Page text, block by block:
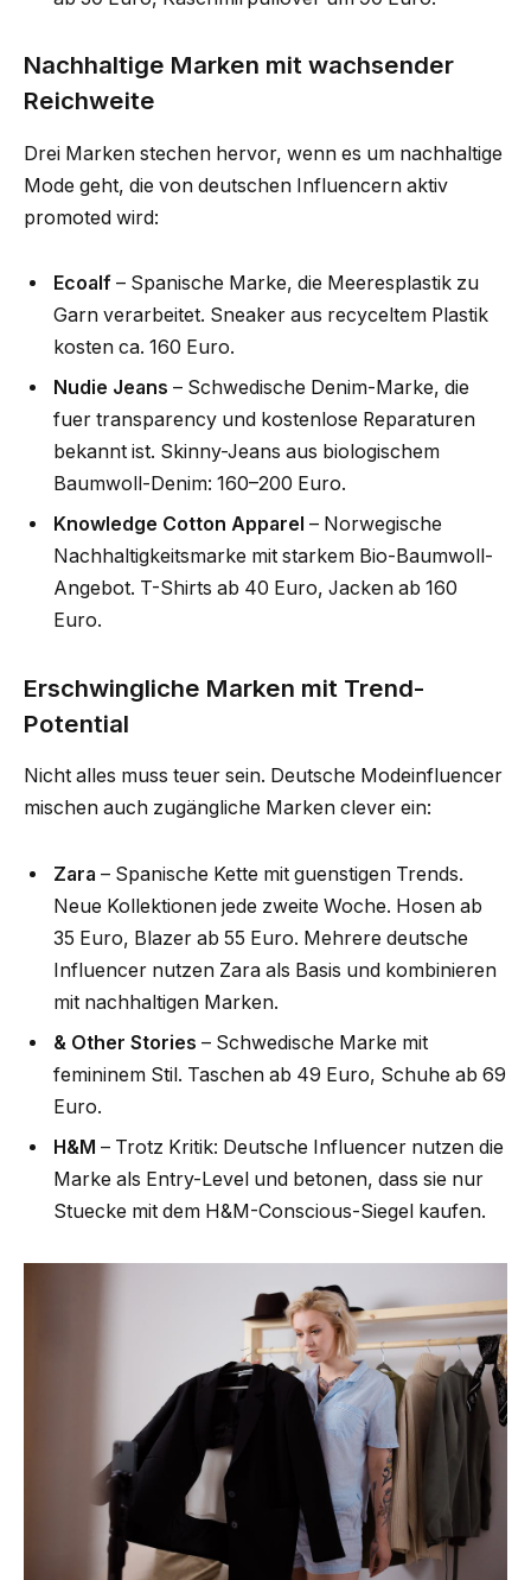
Nachhaltige Marken mit wachsender
Reichweite
Drei Marken stechen hervor, wenn es um nachhaltige
Mode geht, die von deutschen Influencern aktiv
promoted wird:
Ecoalf – Spanische Marke, die Meeresplastik zu
Garn verarbeitet. Sneaker aus recyceltem Plastik
kosten ca. 160 Euro.
Nudie Jeans – Schwedische Denim-Marke, die
fuer transparency und kostenlose Reparaturen
bekannt ist. Skinny-Jeans aus biologischem
Baumwoll-Denim: 160–200 Euro.
Knowledge Cotton Apparel – Norwegische
Nachhaltigkeitsmarke mit starkem Bio-Baumwoll-
Angebot. T-Shirts ab 40 Euro, Jacken ab 160
Euro.
Erschwingliche Marken mit Trend-
Potential
Nicht alles muss teuer sein. Deutsche Modeinfluencer
mischen auch zugängliche Marken clever ein:
Zara – Spanische Kette mit guenstigen Trends.
Neue Kollektionen jede zweite Woche. Hosen ab
35 Euro, Blazer ab 55 Euro. Mehrere deutsche
Influencer nutzen Zara als Basis und kombinieren
mit nachhaltigen Marken.
& Other Stories – Schwedische Marke mit
femininem Stil. Taschen ab 49 Euro, Schuhe ab 69
Euro.
H&M – Trotz Kritik: Deutsche Influencer nutzen die
Marke als Entry-Level und betonen, dass sie nur
Stuecke mit dem H&M-Conscious-Siegel kaufen.